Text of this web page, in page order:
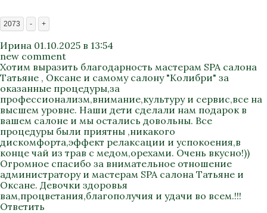
2073 - +
Ирина 01.10.2025 в 13:54
new comment
Хотим выразить благодарность мастерам SPA салона
Татьяне , Оксане и самому салону "Колибри" за
оказанные процедуры,за
профессионализм,внимание,культуру и сервис,все на
высшем уровне. Наши дети сделали нам подарок в
вашем салоне и мы остались довольны. Все
процедуры были приятны ,никакого
дискомфорта,эффект релаксации и успокоения,в
конце чай из трав с медом,орехами. Очень вкусно!))
Огромное спасибо за внимательное отношение
администратору и мастерам SPA салона Татьяне и
Оксане. Девочки здоровья
вам,процветания,благополучия и удачи во всем.!!!
Ответить